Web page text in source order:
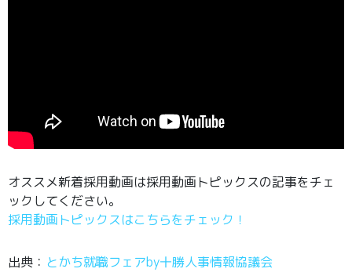
オススメ新着採用動画は採用動画トピックスの記事をチェ
ックしてください。
採用動画トピックスはこちらをチェック！
出典： とかち就職フェアby十勝人事情報協議会